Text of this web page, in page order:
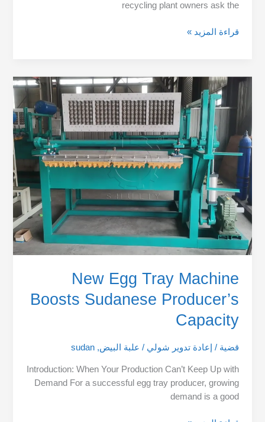
recycling plant owners ask the
قراءة المزيد »
New Egg Tray Machine
Boosts Sudanese Producer’s
Capacity
قضية / إعادة تدوير شولي/ علبة البيض,
sudan
Introduction: When Your Production Can’t Keep Up with
Demand For a successful egg tray producer, growing
demand is a good
New
Egg
Tray
Machine
Boosts
Sudanese
Producer’s
Capacity